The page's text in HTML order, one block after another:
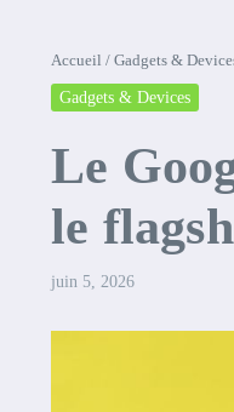
Accueil / Gadgets &
Gadgets & Devices
Le
le
juin 5, 2026